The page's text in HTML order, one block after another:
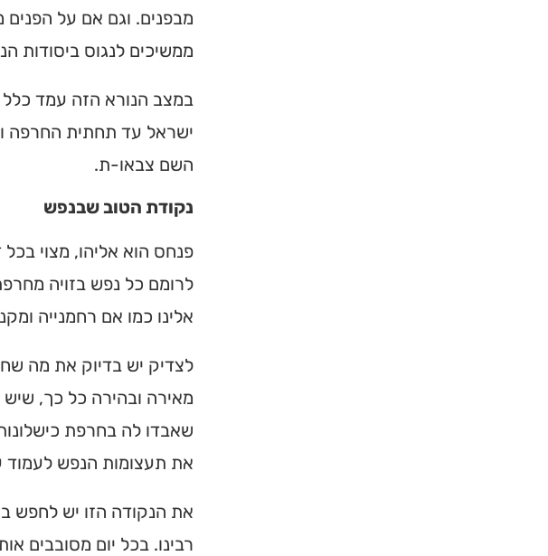
מבפנים. וגם אם על
ממשיכים לנגוס ביסודות
במצב הנורא הזה עמד
ישראל עד תחתית החרפה
השם צבאו-ת.
נקודת הטוב שבנפש
פנחס הוא אליהו, מצוי
לרומם כל נפש בזויה
אלינו כמו אם רחמנייה
לצדיק יש בדיוק את מה
מאירה ובהירה כל כך, שיש
שאבדו לה בחרפת
את תעצומות הנפש לעמוד
את הנקודה הזו יש לחפש
רבינו. בכל יום מסובבים
מחפשים בית כנסת או
מוסד ברסלב?
הכירו את האינדקס החדש והמקיף של בתי
ברסלב בארץ ובעולם! מצאו זמני תפילות,
לכניסה לאינדקס ➔